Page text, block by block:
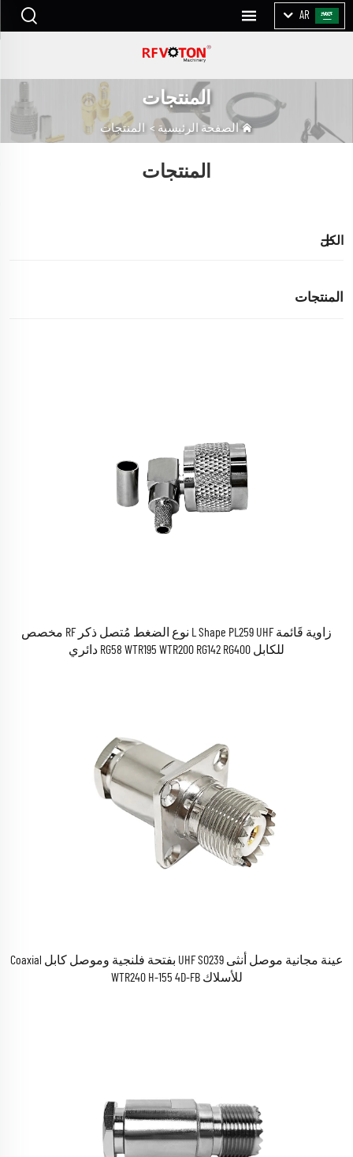
AR
المنتجات
الصفحة الرئيسية > المنتجات
المنتجات
الكل
المنتجات
زاوية قَائمة L Shape PL259 UHF نوع الضغط مُتصل ذكر RF مخصص
للكابل RG58 WTR195 WTR200 RG142 RG400 دائري
عينة مجانية موصل أنثى UHF SO239 بفتحة فلنجية وموصل كابل Coaxial
للأسلاك WTR240 H-155 4D-FB